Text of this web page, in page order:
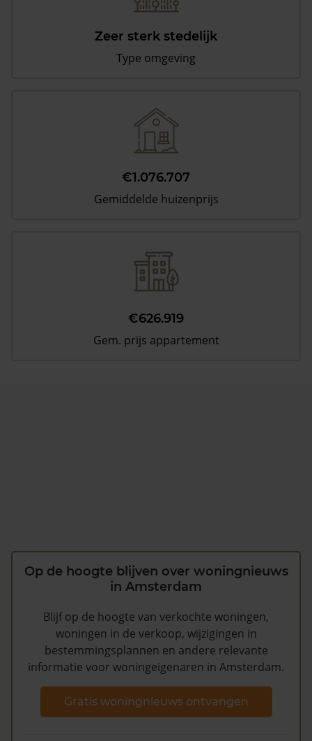
Zeer sterk stedelijk
Type omgeving
€1.076.707
Gemiddelde huizenprijs
€626.919
Gem. prijs appartement
Op de hoogte blijven over woningnieuws
in Amsterdam
Blijf op de hoogte van verkochte woningen,
woningen in de verkoop, wijzigingen in
bestemmingsplannen en andere relevante
informatie voor woningeigenaren in Amsterdam.
Gratis woningnieuws ontvangen